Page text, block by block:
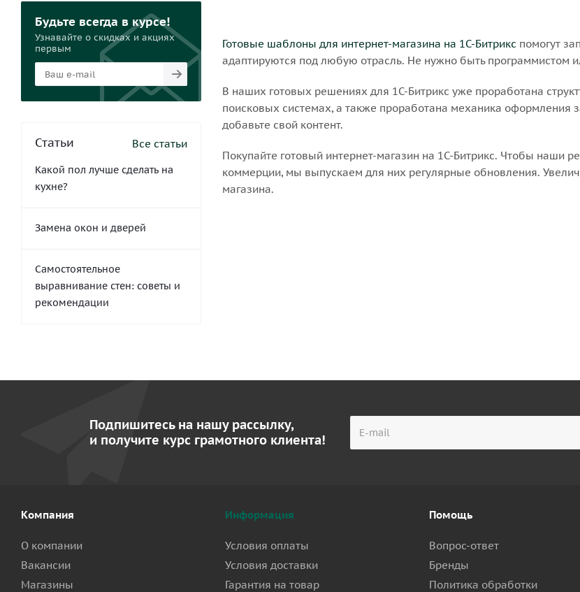
Готовые шаблоны для интернет-магазина на 1С-Битрикс помогут
адаптируются под любую отрасль. Не нужно быть программистом
В наших готовых решениях для 1С-Битрикс уже проработана
поисковых системах, а также проработана механика оформления
добавьте свой контент.
Покупайте готовый интернет-магазин на 1С-Битрикс. Чтобы наши
коммерции, мы выпускаем для них регулярные обновления.
магазина.
Будьте всегда в курсе!
Узнавайте о скидках и акциях
первым
Статьи Все статьи
Какой пол лучше сделать на
кухне?
Замена окон и дверей
Самостоятельное
выравнивание стен: советы и
рекомендации
Подпишитесь на нашу рассылку,
и получите курс грамотного клиента!
Компания
О компании
Вакансии
Магазины
Информация
Условия оплаты
Условия доставки
Гарантия на товар
Помощь
Вопрос-ответ
Бренды
Политика обработки